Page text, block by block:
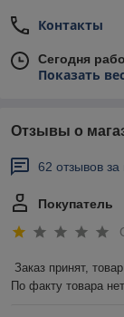
Контакты
Сегодня
Показать
Отзывы о
62 отзывов
Покупатель
Заказ принят,
По факту товара